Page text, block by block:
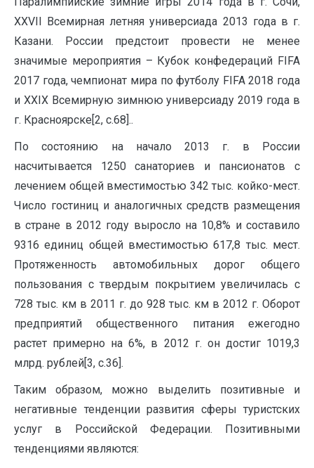
XXVII Всемирная летняя универсиада 2013 года в г.
Казани. России предстоит провести не менее
значимые мероприятия – Кубок конфедераций FIFA
2017 года, чемпионат мира по футболу FIFA 2018 года
и XXIX Всемирную зимнюю универсиаду 2019 года в
г. Красноярске[2, с.68]..
По состоянию на начало 2013 г. в России
насчитывается 1250 санаториев и пансионатов с
лечением общей вместимостью 342 тыс. койко-мест.
Число гостиниц и аналогичных средств размещения
в стране в 2012 году выросло на 10,8% и составило
9316 единиц общей вместимостью 617,8 тыс. мест.
Протяженность автомобильных дорог общего
пользования с твердым покрытием увеличилась с
728 тыс. км в 2011 г. до 928 тыс. км в 2012 г. Оборот
предприятий общественного питания ежегодно
растет примерно на 6%, в 2012 г. он достиг 1019,3
млрд. рублей[3, с.36].
Таким образом, можно выделить позитивные и
негативные тенденции развития сферы туристских
услуг в Российской Федерации. Позитивными
тенденциями являются: